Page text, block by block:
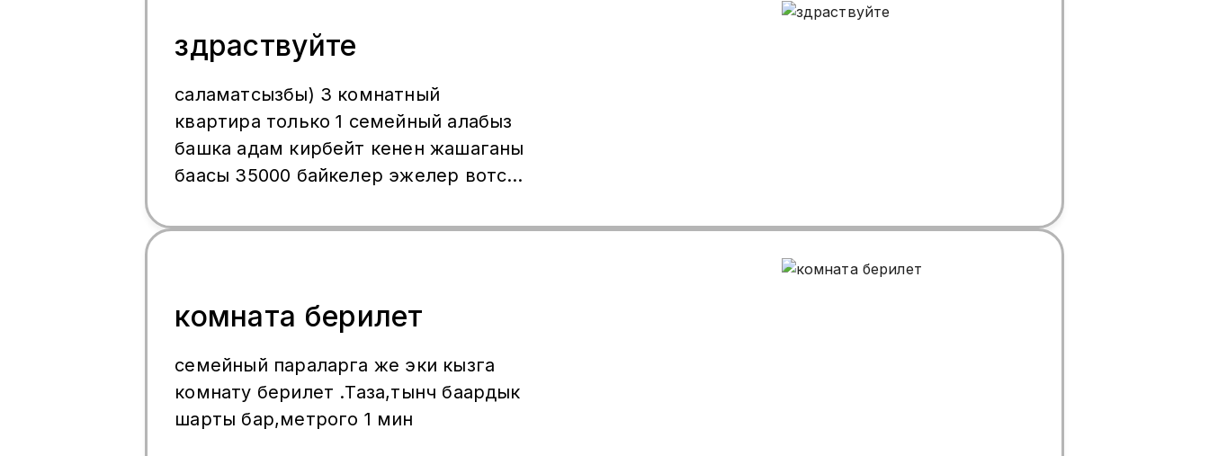
здраствуйте
саламатсызбы) 3 комнатный
квартира только 1 семейный алабыз
башка адам кирбейт кенен жашаганы
баасы 35000 байкелер эжелер вотсап
чалыныз рахмат)
комната берилет
семейный параларга же эки кызга
комнату берилет .Таза,тынч баардык
шарты бар,метрого 1 мин